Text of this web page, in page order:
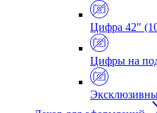
Цифра 42"
Цифры на